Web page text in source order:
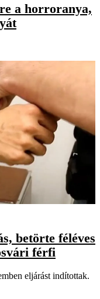
a horroranya,
betörte féléves
férfi
eljárást indítottak.